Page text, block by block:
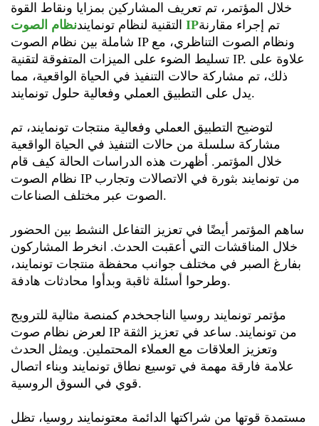
خلال المؤتمر، تم تعريف المشاركين بمزايا ونقاط القوة
التقنية لنظام تونمايند نظام الصوت IPتم إجراء مقارنة
شاملة بين نظام الصوت IP ونظام الصوت التناظري، مع
تسليط الضوء على الميزات المتفوقة لتقنية IP. علاوة على
ذلك، تم مشاركة حالات التنفيذ في الحياة الواقعية، مما
يدل على التطبيق العملي وفعالية حلول تونمايند.
لتوضيح التطبيق العملي وفعالية منتجات تونمايند، تم
مشاركة سلسلة من حالات التنفيذ في الحياة الواقعية
خلال المؤتمر. أظهرت هذه الدراسات الحالة كيف قام
نظام الصوت IP من تونمايند بثورة في الاتصالات وتجارب
الصوت عبر مختلف الصناعات.
ساهم المؤتمر أيضًا في تعزيز التفاعل النشط بين الحضور
خلال المناقشات التي أعقبت الحدث. انخرط المشاركون
بفارغ الصبر في مختلف جوانب محفظة منتجات تونمايند،
وطرحوا أسئلة ثاقبة وبدأوا محادثات هادفة.
مؤتمر تونمايند روسيا الناجحخدم كمنصة مثالية للترويج
لعرض نظام صوت IP من تونمايند. ساعد في تعزيز الثقة
وتعزيز العلاقات مع العملاء المحتملين. ويمثل الحدث
علامة فارقة مهمة في توسيع نطاق تونمايند وبناء اتصال
قوي في السوق الروسية.
مستمدة قوتها من شراكتها الدائمة معتونمايند روسيا، تظل